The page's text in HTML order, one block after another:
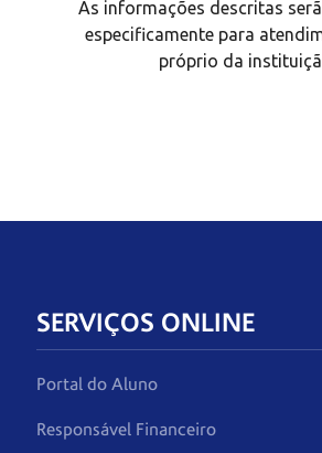
SERVIÇOS ONLINE
Portal do Aluno
Responsável Financeiro